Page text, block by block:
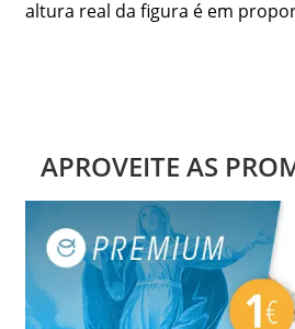
altura real da figura é em
APROVEITE AS